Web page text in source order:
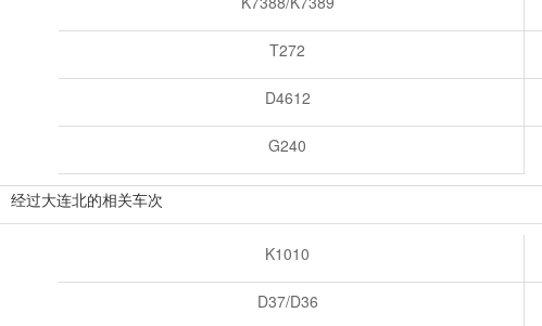
T272
D4612
G240
经过大连北的相关车次
K1010
D37/D36